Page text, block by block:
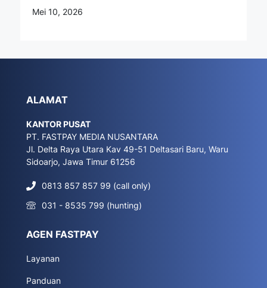
Mei 10, 2026
ALAMAT
KANTOR PUSAT
PT. FASTPAY MEDIA NUSANTARA
Jl. Delta Raya Utara Kav 49-51 Deltasari Baru, Waru
Sidoarjo, Jawa Timur 61256
0813 857 857 99 (call only)
031 - 8535 799 (hunting)
AGEN FASTPAY
Layanan
Panduan